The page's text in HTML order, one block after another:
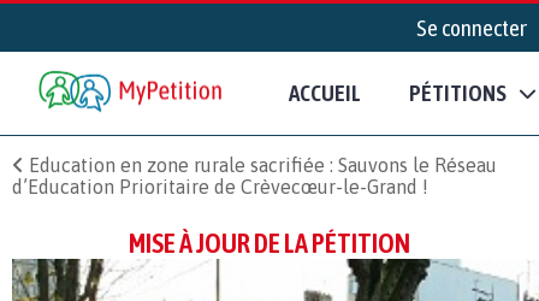
Se connecter
ACCUEIL PÉTITIONS
Education en zone rurale sacrifiée : Sauvons le Réseau
d’Education Prioritaire de Crèvecœur-le-Grand !
MISE À JOUR DE LA PÉTITION